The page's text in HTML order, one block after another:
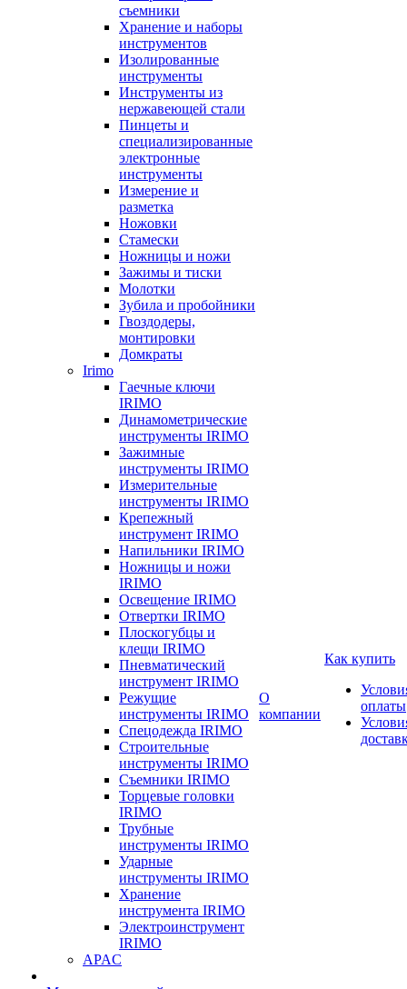
съемники
Хранение и наборы
инструментов
Изолированные
инструменты
Инструменты из
нержавеющей стали
Пинцеты и
специализированные
электронные
инструменты
Измерение и
разметка
Ножовки
Стамески
Ножницы и ножи
Зажимы и тиски
Молотки
Зубила и пробойники
Гвоздодеры,
монтировки
Домкраты
Irimo
Гаечные ключи
IRIMO
Динамометрические
инструменты IRIMO
Зажимные
инструменты IRIMO
Измерительные
инструменты IRIMO
Крепежный
инструмент IRIMO
Напильники IRIMO
Ножницы и ножи
IRIMO
Освещение IRIMO
Отвертки IRIMO
Плоскогубцы и
клещи IRIMO
Пневматический
инструмент IRIMO
Режущие
инструменты IRIMO
Спецодежда IRIMO
Строительные
инструменты IRIMO
Съемники IRIMO
Торцевые головки
IRIMO
Трубные
инструменты IRIMO
Ударные
инструменты IRIMO
Хранение
инструмента IRIMO
Электроинструмент
IRIMO
APAC
О
компании
Как купить
оплаты